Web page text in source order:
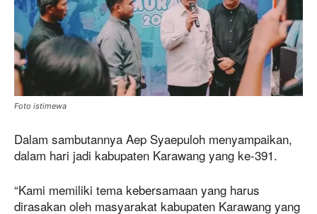
Foto istimewa
Dalam sambutannya Aep Syaepuloh menyampaikan,
dalam hari jadi kabupaten Karawang yang ke-391.
“Kami memiliki tema kebersamaan yang harus
dirasakan oleh masyarakat kabupaten Karawang yang